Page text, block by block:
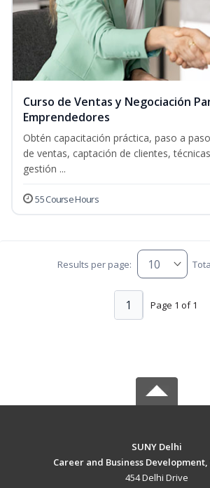
Curso de Ventas y Negociación
Emprendedores
Obtén capacitación práctica, paso a
de ventas, captación de clientes,
gestión ...
55 Course Hours
Results per page:
Page 1 of 1
1
SUNY Delhi
Career and Business Development,
454 Delhi Drive